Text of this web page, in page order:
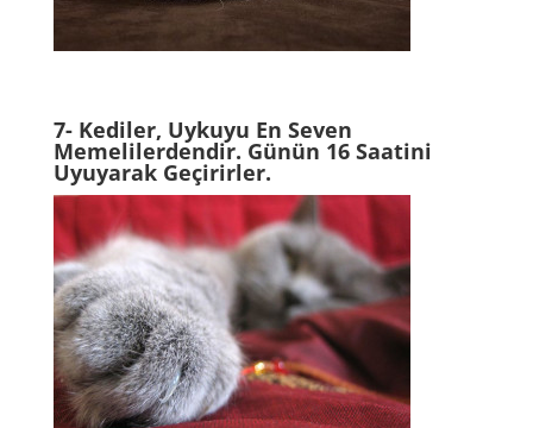
7- Kediler, Uykuyu En Seven
Memelilerdendir. Günün 16 Saatini
Uyuyarak Geçirirler.